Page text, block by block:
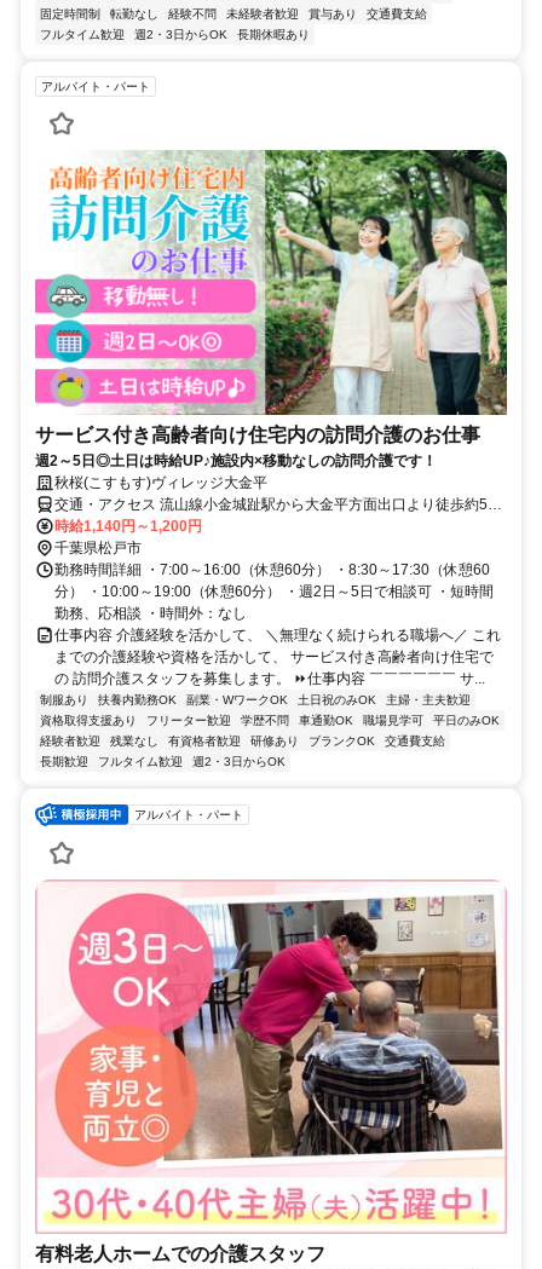
固定時間制
転勤なし 経験不問 未経験者歓迎 賞与あり
交通費支給
フルタイム歓迎
週2・3日からOK 長期休暇あり
アルバイト・パート
サービス付き高齢者向け住宅内の訪問介護のお仕事
週2～5日◎土日は時給UP♪施設内×移動なしの訪問介護です！
秋桜(こすもす)ヴィレッジ大金平
交通・アクセス 流山線小金城趾駅から大金平方面出口より徒歩約5分
、JR北小金駅から北口より徒歩約17分、JR新松戸駅から北口より徒
歩約20分
時給1,140円～1,200円
千葉県松戸市
勤務時間詳細 ・7:00～16:00（休憩60分） ・8:30～17:30（休憩60
分） ・10:00～19:00（休憩60分） ・週2日～5日で相談可 ・短時間
勤務、応相談 ・時間外：なし
仕事内容 介護経験を活かして、 ＼無理なく続けられる職場へ／ これ
までの介護経験や資格を活かして、 サービス付き高齢者向け住宅で
の 訪問介護スタッフを募集します。 ⏩仕事内容 ￣￣￣￣￣￣ サ...
制服あり 扶養内勤務OK 副業・WワークOK 土日祝のみOK
主婦・主夫歓迎
資格取得支援あり
フリーター歓迎 学歴不問 車通勤OK 職場見学可
平日のみOK
経験者歓迎
残業なし 有資格者歓迎 研修あり ブランクOK
交通費支給
長期歓迎
フルタイム歓迎 週2・3日からOK
アルバイト・パート
有料老人ホームでの介護スタッフ